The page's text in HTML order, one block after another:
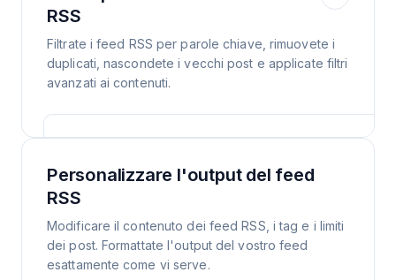
RSS
Filtrate i feed RSS per parole chiave, rimuovete i
duplicati, nascondete i vecchi post e applicate filtri
avanzati ai contenuti.
Personalizzare l'output del feed
RSS
Modificare il contenuto dei feed RSS, i tag e i limiti
dei post. Formattate l'output del vostro feed
esattamente come vi serve.